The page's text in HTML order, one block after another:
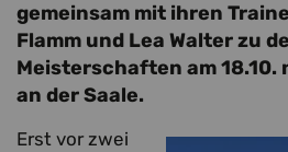
gemeinsam mit ihren
Flamm und Lea Walter zu
Meisterschaften am 18.10.
an der Saale.
Erst vor zwei